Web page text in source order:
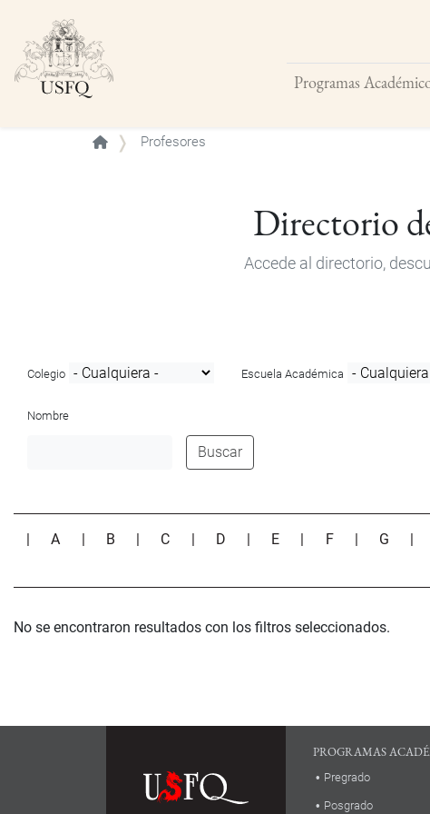
Programas
Buscar
Profesores
Directorio
Accede al directorio,
Colegio Escuela Académica
Nombre
Buscar
|A B C D E F G
No se encontraron resultados con los filtros seleccionados.
PROGRAMAS
Pregrado
Posgrado